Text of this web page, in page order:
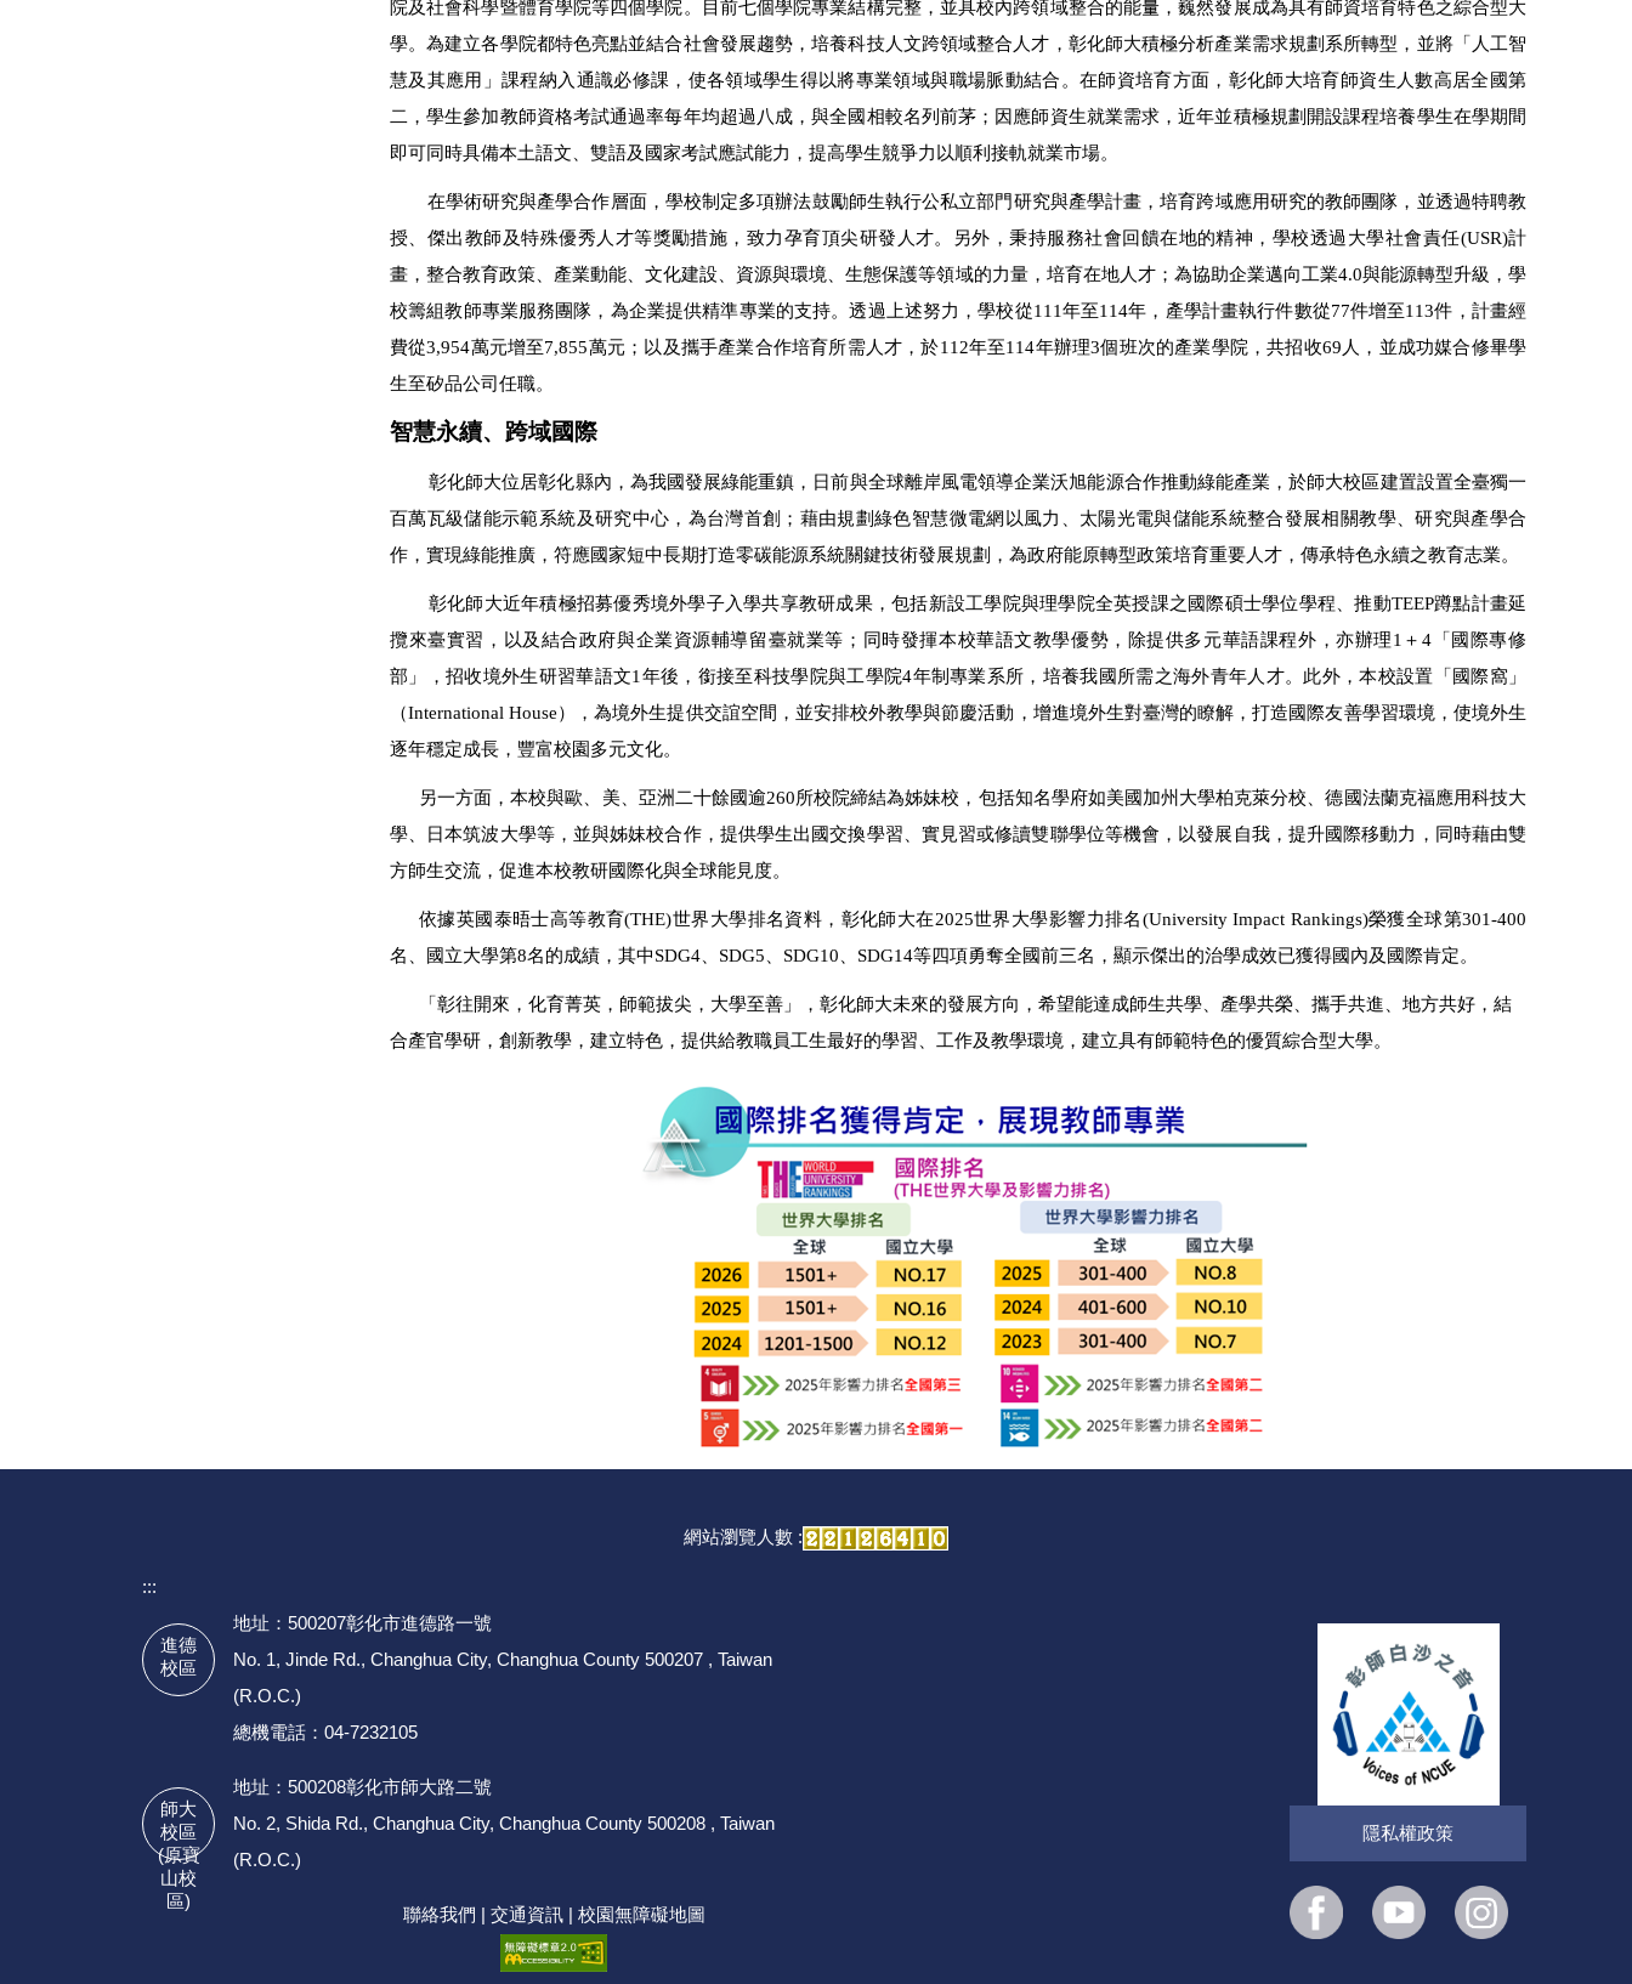
院及社會科學暨體育學院等四個學院。目前七個學院專業結構完整，並具校內跨領域整合的能量，巍然發展成為具有師資培育特色之綜合型大
學。為建立各學院都特色亮點並結合社會發展趨勢，培養科技人文跨領域整合人才，彰化師大積極分析產業需求規劃系所轉型，並將「人工智
慧及其應用」課程納入通識必修課，使各領域學生得以將專業領域與職場脈動結合。在師資培育方面，彰化師大培育師資生人數高居全國第
二，學生參加教師資格考試通過率每年均超過八成，與全國相較名列前茅；因應師資生就業需求，近年並積極規劃開設課程培養學生在學期間
即可同時具備本土語文、雙語及國家考試應試能力，提高學生競爭力以順利接軌就業市場。
在學術研究與產學合作層面，學校制定多項辦法鼓勵師生執行公私立部門研究與產學計畫，培育跨域應用研究的教師團隊，並透過特聘教
授、傑出教師及特殊優秀人才等獎勵措施，致力孕育頂尖研發人才。另外，秉持服務社會回饋在地的精神，學校透過大學社會責任(USR)計
畫，整合教育政策、產業動能、文化建設、資源與環境、生態保護等領域的力量，培育在地人才；為協助企業邁向工業4.0與能源轉型升級，學
校籌組教師專業服務團隊，為企業提供精準專業的支持。透過上述努力，學校從111年至114年，產學計畫執行件數從77件增至113件，計畫經
費從3,954萬元增至7,855萬元；以及攜手產業合作培育所需人才，於112年至114年辦理3個班次的產業學院，共招收69人，並成功媒合修畢學
生至矽品公司任職。
智慧永續、跨域國際
彰化師大位居彰化縣內，為我國發展綠能重鎮，日前與全球離岸風電領導企業沃旭能源合作推動綠能產業，於師大校區建置設置全臺獨一
百萬瓦級儲能示範系統及研究中心，為台灣首創；藉由規劃綠色智慧微電網以風力、太陽光電與儲能系統整合發展相關教學、研究與產學合
作，實現綠能推廣，符應國家短中長期打造零碳能源系統關鍵技術發展規劃，為政府能原轉型政策培育重要人才，傳承特色永續之教育志業。
彰化師大近年積極招募優秀境外學子入學共享教研成果，包括新設工學院與理學院全英授課之國際碩士學位學程、推動TEEP蹲點計畫延
攬來臺實習，以及結合政府與企業資源輔導留臺就業等；同時發揮本校華語文教學優勢，除提供多元華語課程外，亦辦理1＋4「國際專修
部」，招收境外生研習華語文1年後，銜接至科技學院與工學院4年制專業系所，培養我國所需之海外青年人才。此外，本校設置「國際窩」
（International House），為境外生提供交誼空間，並安排校外教學與節慶活動，增進境外生對臺灣的瞭解，打造國際友善學習環境，使境外生
逐年穩定成長，豐富校園多元文化。
另一方面，本校與歐、美、亞洲二十餘國逾260所校院締結為姊妹校，包括知名學府如美國加州大學柏克萊分校、德國法蘭克福應用科技大
學、日本筑波大學等，並與姊妹校合作，提供學生出國交換學習、實見習或修讀雙聯學位等機會，以發展自我，提升國際移動力，同時藉由雙
方師生交流，促進本校教研國際化與全球能見度。
依據英國泰晤士高等教育(THE)世界大學排名資料，彰化師大在2025世界大學影響力排名(University Impact Rankings)榮獲全球第301-400
名、國立大學第8名的成績，其中SDG4、SDG5、SDG10、SDG14等四項勇奪全國前三名，顯示傑出的治學成效已獲得國內及國際肯定。
「彰往開來，化育菁英，師範拔尖，大學至善」，彰化師大未來的發展方向，希望能達成師生共學、產學共榮、攜手共進、地方共好，結
合產官學研，創新教學，建立特色，提供給教職員工生最好的學習、工作及教學環境，建立具有師範特色的優質綜合型大學。
網站瀏覽人數 :
:::
進德
校區
地址：500207彰化市進德路一號
No. 1, Jinde Rd., Changhua City, Changhua County 500207 , Taiwan
(R.O.C.)
總機電話：04-7232105
師大
校區
(原寶
山校
區)
地址：500208彰化市師大路二號
No. 2, Shida Rd., Changhua City, Changhua County 500208 , Taiwan
(R.O.C.)
聯絡我們 | 交通資訊| 校園無障礙地圖
隱私權政策